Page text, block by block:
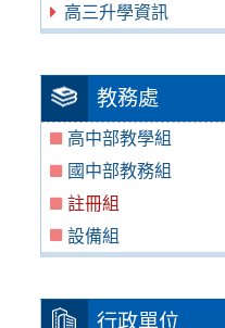
高三升學資訊
教務處
高中部教學組
國中部教務組
註冊組
設備組
行政單位